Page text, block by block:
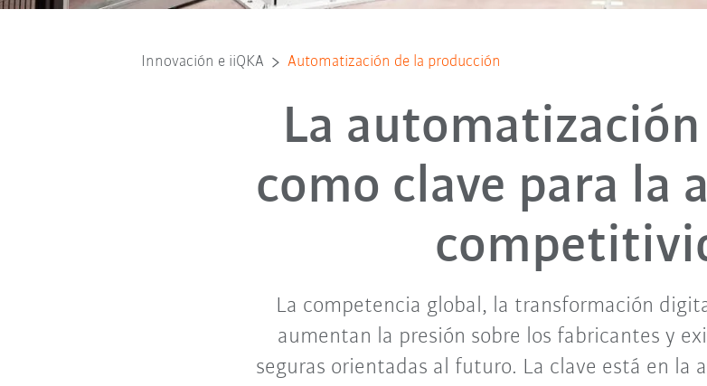
Innovación e iiQKA Automatización de la producción
La
como clave para la
La competencia global, la transformación
aumentan la presión sobre los fabricantes y
seguras orientadas al futuro. La clave está en